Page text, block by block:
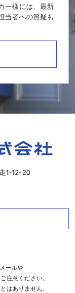
ー様には、最新
当者への質疑も
1-12-20
ールや
注意ください。
はありません。